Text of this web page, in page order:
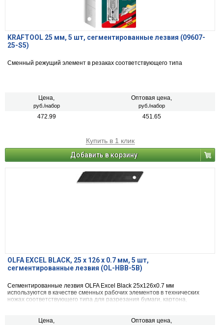
KRAFTOOL 25 мм, 5 шт, сегментированные лезвия (09607-
25-S5)
Сменный режущий элемент в резаках соответствующего типа
Цена,
руб./набор
Оптовая цена,
руб./набор
472.99 451.65
Купить в 1 клик
Добавить в корзину
OLFA EXCEL BLACK, 25 х 126 х 0.7 мм, 5 шт,
сегментированные лезвия (OL-HBB-5B)
Сегментированные лезвия OLFA Excel Black 25х126х0.7 мм
используются в качестве сменных рабочих элементов в технических
ножах соответствующего типа для разрезания бумаги, картона,
Цена,
Оптовая цена,